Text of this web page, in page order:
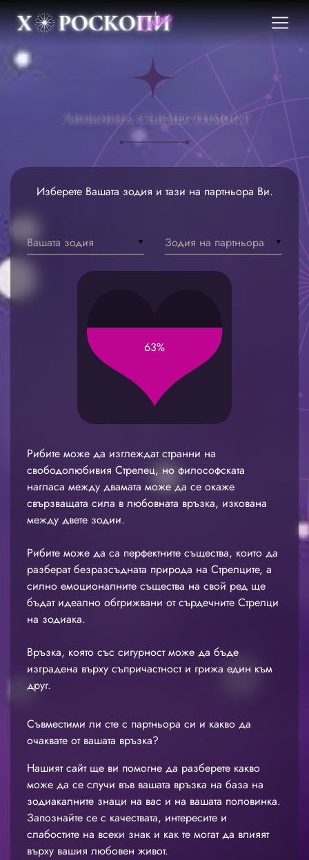
Любовна съвместимост
Изберете Вашата зодия и тази на партньора Ви.
▼
Вашата зодия ▼
Зодия на партньора
63%
Рибите може да изглеждат странни на
свободолюбивия Стрелец, но философската
нагласа между двамата може да се окаже
свързващата сила в любовната връзка, изкована
между двете зодии.
Рибите може да са перфектните същества, които да
разберат безразсъдната природа на Стрелците, а
силно емоционалните същества на свой ред ще
бъдат идеално обгрижвани от сърдечните Стрелци
на зодиака.
Връзка, която със сигурност може да бъде
изградена върху съпричастност и грижа един към
друг.
Съвместими ли сте с партньора си и какво да
очаквате от вашата връзка?
Нашият сайт ще ви помогне да разберете какво
може да се случи във вашата връзка на база на
зодиакалните знаци на вас и на вашата половинка.
Запознайте се с качествата, интересите и
слабостите на всеки знак и как те могат да влияят
върху вашия любовен живот.